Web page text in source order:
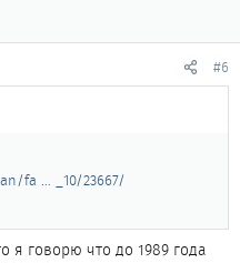
#6
fa ... _10/23667/
я говорю что до 1989 года